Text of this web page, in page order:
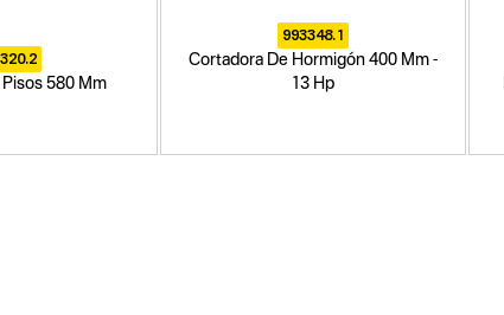
580 Mm
993348.1
Cortadora De Hormigón 400 Mm -
13 Hp